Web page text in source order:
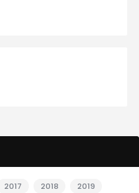
2017 2018
2019